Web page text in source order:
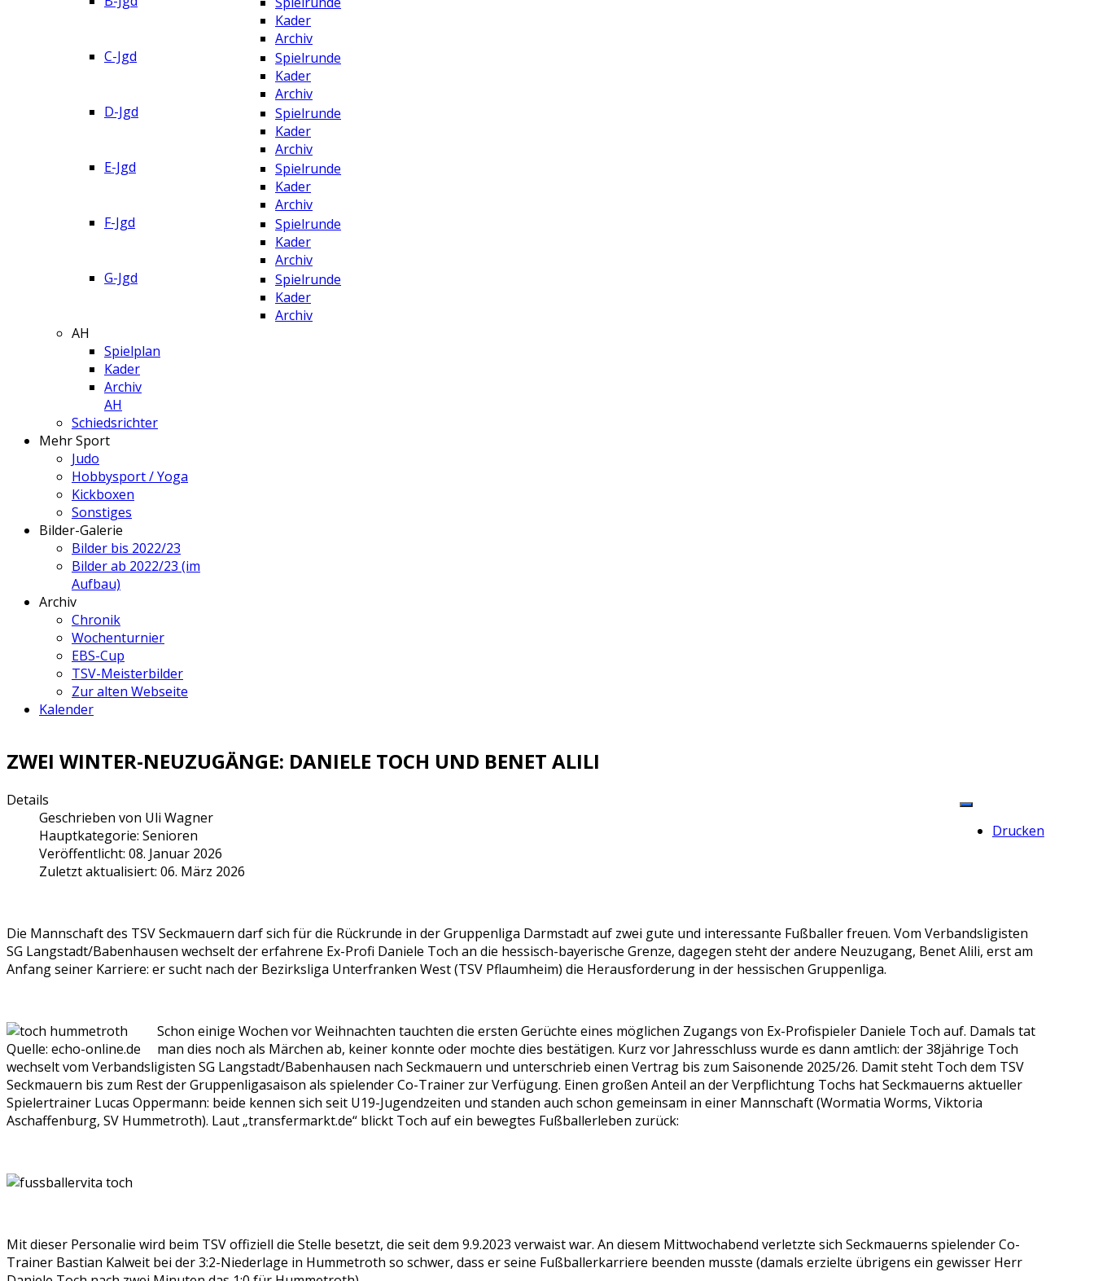
Kader
Archiv
C-Jgd
Spielrunde
Kader
Archiv
D-Jgd
Spielrunde
Kader
Archiv
E-Jgd
Spielrunde
Kader
Archiv
F-Jgd
Spielrunde
Kader
Archiv
G-Jgd
Spielrunde
Kader
Archiv
AH
Spielplan
Kader
Archiv
AH
Schiedsrichter
Mehr Sport
Judo
Hobbysport / Yoga
Kickboxen
Sonstiges
Bilder-Galerie
Bilder bis 2022/23
Bilder ab 2022/23 (im
Aufbau)
Archiv
Chronik
Wochenturnier
EBS-Cup
TSV-Meisterbilder
Zur alten Webseite
Kalender
ZWEI WINTER-NEUZUGÄNGE: DANIELE TOCH UND BENET ALILI
Drucken
Details
Geschrieben von Uli Wagner
Hauptkategorie: Senioren
Veröffentlicht: 08. Januar 2026
Zuletzt aktualisiert: 06. März 2026
Die Mannschaft des TSV Seckmauern darf sich für die Rückrunde in der Gruppenliga Darmstadt auf zwei gute und interessante Fußballer freuen. Vom Verbandsligisten
SG Langstadt/Babenhausen wechselt der erfahrene Ex-Profi Daniele Toch an die hessisch-bayerische Grenze, dagegen steht der andere Neuzugang, Benet Alili, erst am
Anfang seiner Karriere: er sucht nach der Bezirksliga Unterfranken West (TSV Pflaumheim) die Herausforderung in der hessischen Gruppenliga.
Quelle: echo-online.de
Schon einige Wochen vor Weihnachten tauchten die ersten Gerüchte eines möglichen Zugangs von Ex-Profispieler Daniele Toch auf. Damals tat
man dies noch als Märchen ab, keiner konnte oder mochte dies bestätigen. Kurz vor Jahresschluss wurde es dann amtlich: der 38jährige Toch
wechselt vom Verbandsligisten SG Langstadt/Babenhausen nach Seckmauern und unterschrieb einen Vertrag bis zum Saisonende 2025/26. Damit steht Toch dem TSV
Seckmauern bis zum Rest der Gruppenligasaison als spielender Co-Trainer zur Verfügung. Einen großen Anteil an der Verpflichtung Tochs hat Seckmauerns aktueller
Spielertrainer Lucas Oppermann: beide kennen sich seit U19-Jugendzeiten und standen auch schon gemeinsam in einer Mannschaft (Wormatia Worms, Viktoria
Aschaffenburg, SV Hummetroth). Laut „transfermarkt.de“ blickt Toch auf ein bewegtes Fußballerleben zurück:
Mit dieser Personalie wird beim TSV offiziell die Stelle besetzt, die seit dem 9.9.2023 verwaist war. An diesem Mittwochabend verletzte sich Seckmauerns spielender Co-
Trainer Bastian Kalweit bei der 3:2-Niederlage in Hummetroth so schwer, dass er seine Fußballerkarriere beenden musste (damals erzielte übrigens ein gewisser Herr